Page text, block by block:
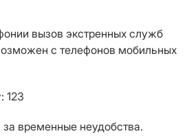
вызов экстренных служб
с телефонов мобильных
123
временные неудобства.